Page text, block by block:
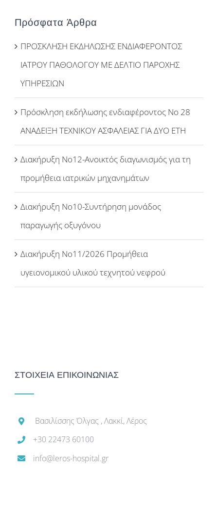
Πρόσφατα Άρθρα
ΠΡΟΣΚΛΗΣΗ ΕΚΔΗΛΩΣΗΣ ΕΝΔΙΑΦΕΡΟΝΤΟΣ
ΙΑΤΡΟΥ ΠΑΘΟΛΟΓΟΥ ΜΕ ΔΕΛΤΙΟ ΠΑΡΟΧΗΣ
ΥΠΗΡΕΣΙΩΝ
Πρόσκληση εκδήλωσης ενδιαφέροντος Νο 28
ΑΝΑΔΕΙΞΗ ΤΕΧΝΙΚΟΥ ΑΣΦΑΛΕΙΑΣ ΓΙΑ ΔΥΟ ΕΤΗ
Διακήρυξη Νο12-Ανοικτός διαγωνισμός για τη
προμήθεια ιατρικών μηχανημάτων
Διακήρυξη Νο10-Συντήρηση μονάδος
παραγωγής οξυγόνου
Διακήρυξη Νο11/2026 Προμήθεια
υγειονομικού υλικού τεχνητού νεφρού
ΣΤΟΙΧΕΙΑ ΕΠΙΚΟΙΝΩΝΙΑΣ
Βασιλίσσης Όλγας , Λακκί, Λέρος
+30 22473 60100
info@leros-hospital.gr